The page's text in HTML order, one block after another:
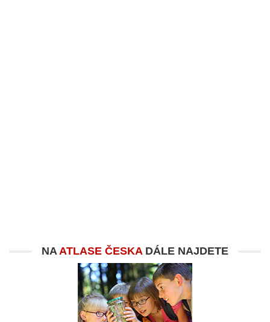
NAATLASE ČESKADÁLE NAJDETE